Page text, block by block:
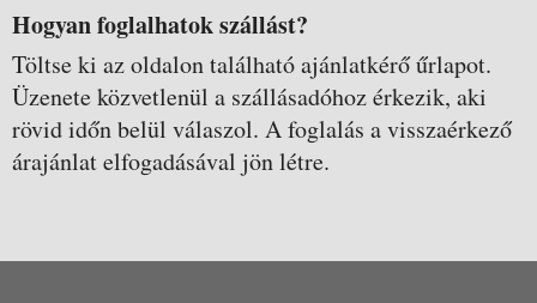
Hogyan foglalhatok szállást?
Töltse ki az oldalon található ajánlatkérő űrlapot.
Üzenete közvetlenül a szállásadóhoz érkezik, aki
rövid időn belül válaszol. A foglalás a visszaérkező
árajánlat elfogadásával jön létre.